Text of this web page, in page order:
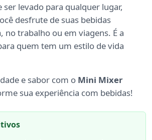
ser levado para qualquer lugar,
desfrute de suas bebidas
no trabalho ou em viagens. É a
quem tem um estilo de vida
e sabor com o Mini Mixer
sua experiência com bebidas!